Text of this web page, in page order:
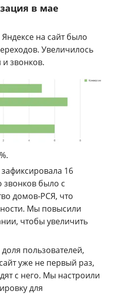
в мае
на сайт было
Увеличилось
и звонков.
16
звонков было с
домов-РСЯ, что
Мы повысили
чтобы увеличить
пользователей,
уже не первый раз,
с него. Мы настроили
для